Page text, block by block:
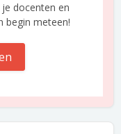
docenten en
begin meteen!